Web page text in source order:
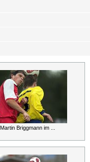
Martin Briggmann im ...